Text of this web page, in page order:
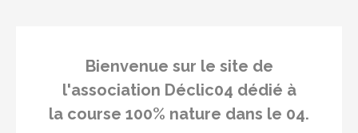
Bienvenue sur le site de
l'association Déclic04 dédié à
la course 100% nature dans le 04.